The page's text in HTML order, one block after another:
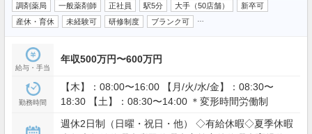
調剤薬局 一般薬剤師 正社員 駅5分 大手（50店舗）
新卒可
産休・育休
未経験可 研修制度 ブランク可
給与・手当
年収500万円〜600万円
勤務時間
【木】：08:00〜16:00 【月/火/水/金】：08:30〜
18:30 【土】：08:30〜14:00 ＊変形時間労働制
週休2日制（日曜・祝日・他） ◇有給休暇◇夏季休暇